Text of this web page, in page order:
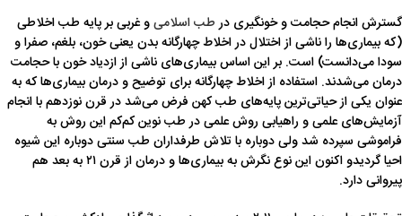
گسترش انجام حجامت و خونگیری درطب اسلامیو غربی بر پایه طب اخلاطی
(که بیماری‌ها را ناشی از اختلال در اخلاط چهارگانه بدن یعنی خون، بلغم، صفرا و
سودا می‌دانست) است. بر این اساس بیماری‌های ناشی از ازدیاد خون با حجامت
درمان می‌شدند. استفاده از اخلاط چهارگانه برای توضیح و درمان بیماری‌ها که به
عنوان یکی از حیاتی‌ترین پایه‌های طب کهن فرض می‌شد در قرن نوزدهم با انجام
آزمایش‌های علمی و راهیابی روش علمی در طب نوین کم‌کم این روش به
فراموشی سپرده شد ولی دوباره با تلاش طرفداران طب سنتی دوباره این شیوه
احیا گردیدو اکنون این نوع نگرش به بیماری‌ها و درمان از قرن ۲۱ به بعد هم
پیروانی دارد.